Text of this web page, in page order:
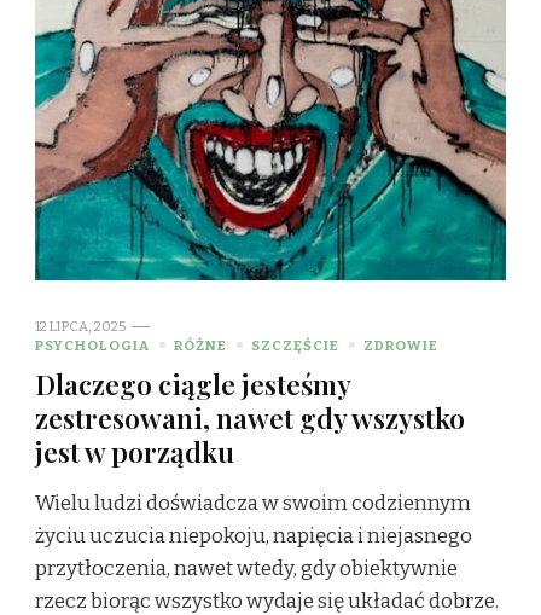
12 LIPCA, 2025
PSYCHOLOGIA
RÓŻNE SZCZĘŚCIE ZDROWIE
Dlaczego ciągle jesteśmy
zestresowani, nawet gdy wszystko
jest w porządku
Wielu ludzi doświadcza w swoim codziennym
życiu uczucia niepokoju, napięcia i niejasnego
przytłoczenia, nawet wtedy, gdy obiektywnie
rzecz biorąc wszystko wydaje się układać dobrze.